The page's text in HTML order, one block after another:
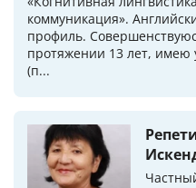
коммуникация».
профиль.
протяжении 13 лет, имею
(п...